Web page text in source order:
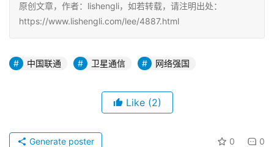
原创文章，作者：lishengli，如若转载，请注明出处：
https://www.lishengli.com/lee/4887.html
中国联通 卫星通信 网络强国
Like (2)
0 0
Generate poster